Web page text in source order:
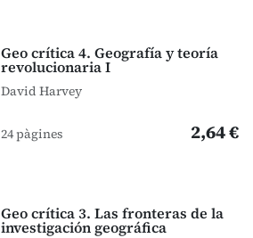
Geo crítica 4. Geografía y teoría
revolucionaria I
David Harvey
24 pàgines 2,64 €
Geo crítica 3. Las fronteras de la
investigación geográfica